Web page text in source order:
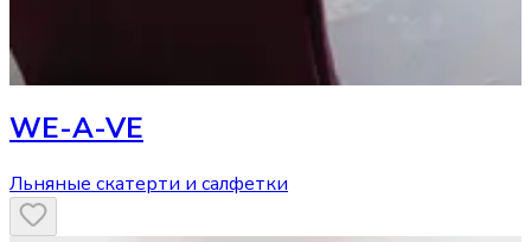
WE-A-VE
Льняные скатерти и салфетки